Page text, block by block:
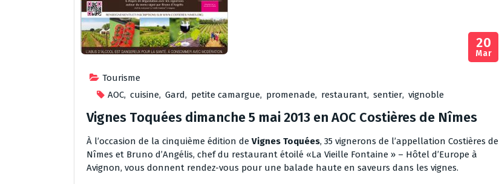
Tourisme
AOC, cuisine, Gard, petite camargue, promenade, restaurant, sentier, vignoble
20
Mar
Vignes Toquées dimanche 5 mai 2013 en AOC Costières de Nîmes
À l’occasion de la cinquième édition de Vignes Toquées, 35 vignerons de l’appellation Costières de
Nîmes et Bruno d’Angélis, chef du restaurant étoilé «La Vieille Fontaine » – Hôtel d’Europe à
Avignon, vous donnent rendez-vous pour une balade haute en saveurs dans les vignes.